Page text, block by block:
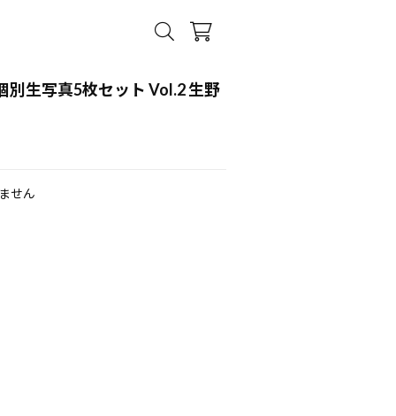
別生写真5枚セット Vol.2 生野
せん